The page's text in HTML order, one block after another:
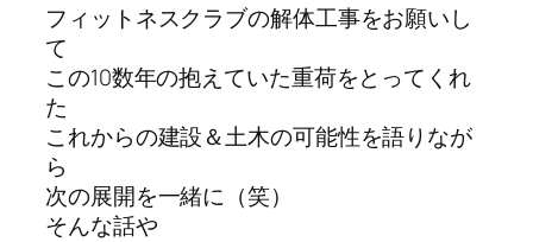
フィットネスクラブの解体工事をお願いし
て
この10数年の抱えていた重荷をとってくれ
た
これからの建設＆土木の可能性を語りなが
ら
次の展開を一緒に（笑）
そんな話や